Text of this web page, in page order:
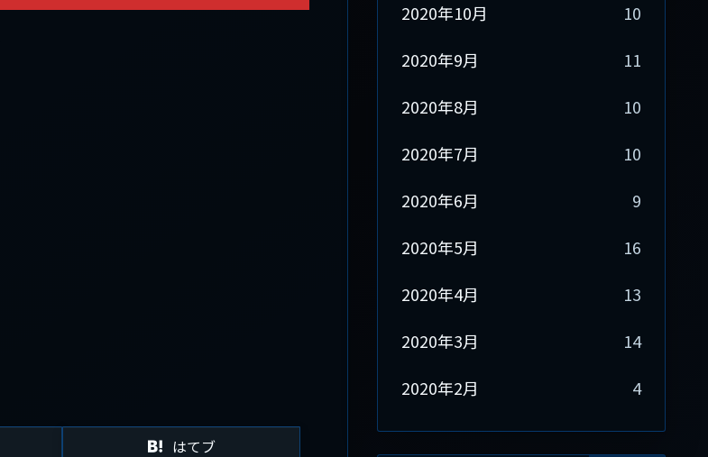
はてブ
2020年10月
10
2020年9月
11
2020年8月
10
2020年7月
10
2020年6月
9
2020年5月
16
2020年4月
13
2020年3月
14
2020年2月
4